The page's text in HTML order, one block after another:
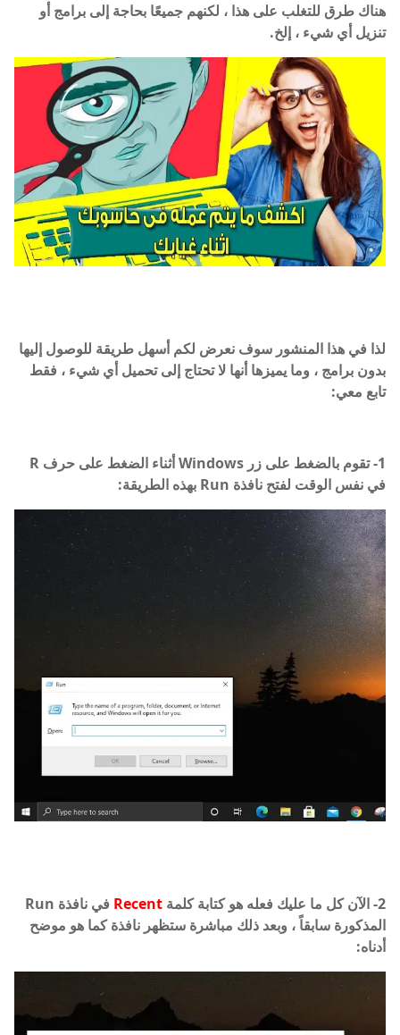
هناك طرق للتغلب على هذا ، لكنهم جميعًا بحاجة إلى برامج أو
تنزيل أي شيء ، إلخ.
لذا في هذا المنشور سوف نعرض لكم أسهل طريقة للوصول إليها
بدون برامج ، وما يميزها أنها لا تحتاج إلى تحميل أي شيء ، فقط
تابع معي:
1- تقوم بالضغط على زر Windows أثناء الضغط على حرف R
في نفس الوقت لفتح نافذة Run بهذه الطريقة:
2- الآن كل ما عليك فعله هو كتابة كلمة
في نافذة Run
المذكورة سابقاً ، وبعد ذلك مباشرة ستظهر نافذة كما هو موضح
أدناه: